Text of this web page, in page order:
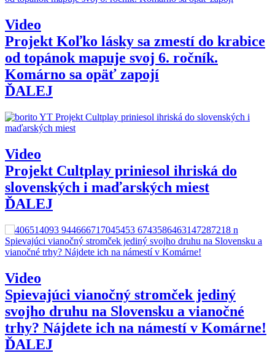
Video
Projekt Koľko lásky sa zmestí do krabice
od topánok mapuje svoj 6. ročník.
Komárno sa opäť zapojí
ĎALEJ
Video
Projekt Cultplay priniesol ihriská do
slovenských i maďarských miest
ĎALEJ
Video
Spievajúci vianočný stromček jediný
svojho druhu na Slovensku a vianočné
trhy? Nájdete ich na námestí v Komárne!
ĎALEJ